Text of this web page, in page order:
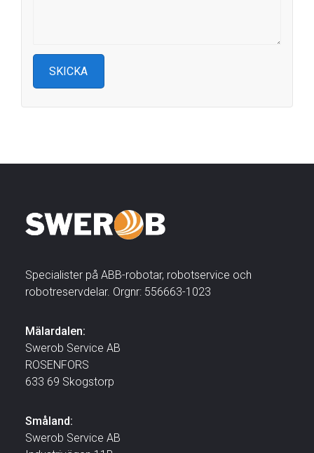
Specialister på ABB-robotar, robotservice och
robotreservdelar. Orgnr: 556663-1023
Mälardalen:
Swerob Service AB
ROSENFORS
633 69 Skogstorp
Småland:
Swerob Service AB